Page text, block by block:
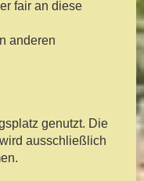
fair an diese
genutzt. Die
ausschließlich